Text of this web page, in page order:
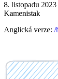
8. listopadu 2023
Kamenistak
Anglická verze: /